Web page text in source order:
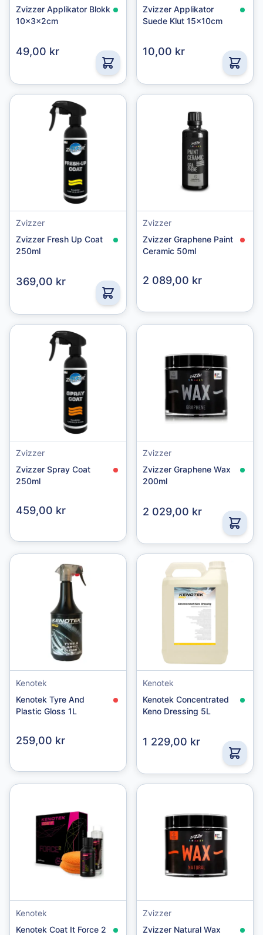
Zvizzer Applikator Blokk
10x3x2cm
49,00 kr
Zvizzer Applikator
Suede Klut 15x10cm
10,00 kr
Zvizzer
Zvizzer Fresh Up Coat
250ml
369,00 kr
Zvizzer
Zvizzer Graphene Paint
Ceramic 50ml
2 089,00 kr
Zvizzer
Zvizzer Spray Coat
250ml
459,00 kr
Zvizzer
Zvizzer Graphene Wax
200ml
2 029,00 kr
Kenotek
Kenotek Tyre And
Plastic Gloss 1L
259,00 kr
Kenotek
Kenotek Concentrated
Keno Dressing 5L
1 229,00 kr
Kenotek
Kenotek Coat It Force 2
Zvizzer
Zvizzer Natural Wax